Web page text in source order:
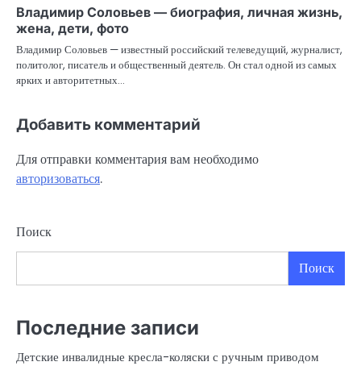
Владимир Соловьев — биография, личная жизнь,
жена, дети, фото
Владимир Соловьев — известный российский телеведущий, журналист,
политолог, писатель и общественный деятель. Он стал одной из самых
ярких и авторитетных…
Добавить комментарий
Для отправки комментария вам необходимо
авторизоваться.
Поиск
Поиск
Последние записи
Детские инвалидные кресла-коляски с ручным приводом